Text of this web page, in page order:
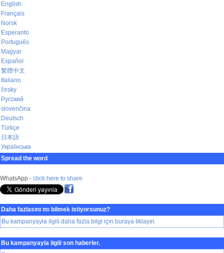
English
Français
Norsk
Esperanto
Português
Magyar
Español
繁體中文
Italiano
česky
Русский
slovenčina
Deutsch
Türkçe
日本語
Українська
Spread the word
WhatsApp - click here to share
Daha fazlasını mı bilmek istiyorsunuz?
Bu kampanyayla ilgili daha fazla bilgi için buraya tıklayın.
Bu kampanyayla ilgili son haberler.